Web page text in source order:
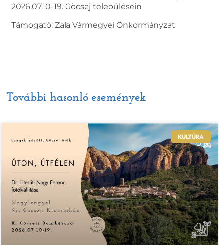
2026.07.10-19. Göcsej településein
Támogató: Zala Vármegyei Önkormányzat
További hasonló események
KULTÚRA